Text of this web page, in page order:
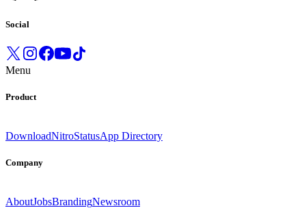
Social
Menu
Product
DownloadNitroStatusApp Directory
Company
AboutJobsBrandingNewsroom